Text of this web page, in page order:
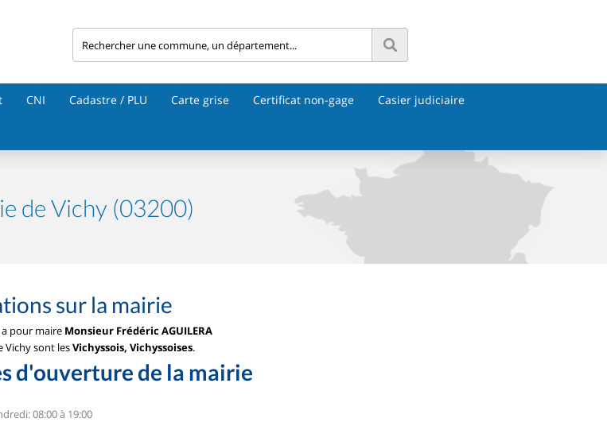
CNI Cadastre / PLU Carte grise Certificat non-gage Casier judiciaire
de Vichy (03200)
sur la mairie
a pour maire Monsieur Frédéric AGUILERA
Vichy sont lesVichyssois, Vichyssoises.
d'ouverture de la mairie
08:00 à 19:00